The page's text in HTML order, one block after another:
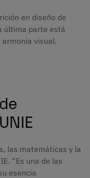
en diseño de
última parte está
visual.
las matemáticas y la
“Es una de las
esencia